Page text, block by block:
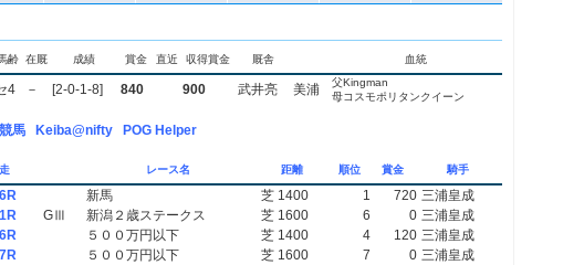
齢 在厩 成績 賞金 直近 収得賞金 厩舎 血統
4 － [2-0-1-8] 840 900 武井亮 美浦
父Kingman
母コスモポリタンクイーン
馬 Keiba@nifty POG Helper
レース名 距離 順位 賞金 騎手
新馬 芝 1400 1 720 三浦皇成
GⅢ 新潟２歳ステークス 芝 1600 6 0 三浦皇成
５００万円以下 芝 1400 4 120 三浦皇成
５００万円以下 芝 1600 7 0 三浦皇成